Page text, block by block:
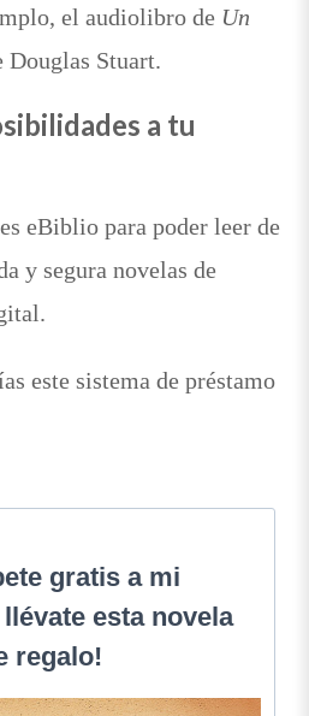
el audiolibro de Un
Douglas Stuart.
a tu
eBiblio para poder leer de
y segura novelas de
este sistema de préstamo
gratis a mi
esta novela
regalo!